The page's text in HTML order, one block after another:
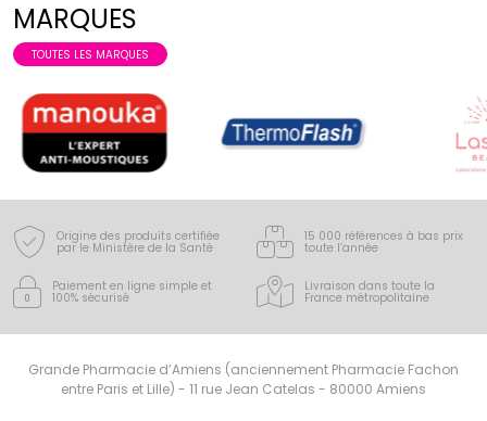
MARQUES
TOUTES LES MARQUES
Origine des produits certifiée
par le Ministère de la Santé
15 000 références à bas prix
toute l’année
Paiement en ligne simple et
100% sécurisé
Livraison dans toute la
France métropolitaine
Grande Pharmacie d’Amiens (anciennement Pharmacie Fachon
entre Paris et Lille) - 11 rue Jean Catelas - 80000 Amiens